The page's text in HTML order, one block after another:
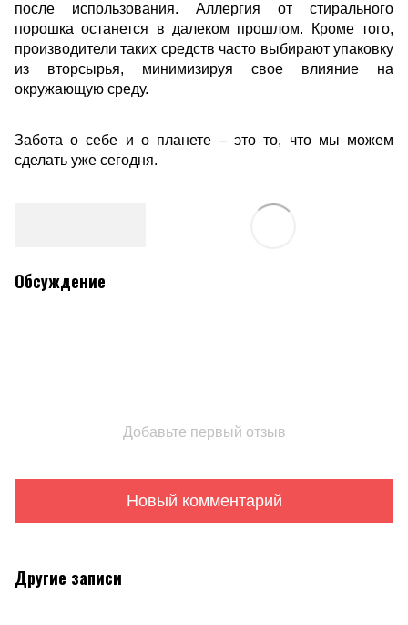
после использования. Аллергия от стирального
порошка останется в далеком прошлом. Кроме того,
производители таких средств часто выбирают упаковку
из вторсырья, минимизируя свое влияние на
окружающую среду.
Забота о себе и о планете – это то, что мы можем
сделать уже сегодня.
Обсуждение
Добавьте первый отзыв
Новый комментарий
Другие записи